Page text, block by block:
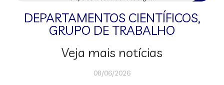
DEPARTAMENTOS CIENTÍFICOS,
GRUPO DE TRABALHO
Veja mais notícias
08/06/2026